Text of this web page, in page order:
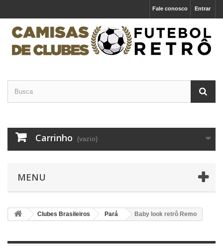
Entrar
Fale conosco
Carrinho (vazio)
MENU
Clubes Brasileiros Pará Baby look retrô Remo